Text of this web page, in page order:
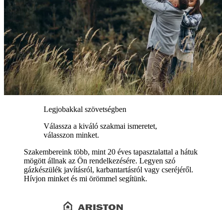
Legjobakkal szövetségben
Válassza a kiváló szakmai ismeretet,
válasszon minket.
Szakembereink több, mint 20 éves tapasztalattal a hátuk
mögött állnak az Ön rendelkezésére. Legyen szó
gázkészülék javításról, karbantartásról vagy cseréjéről.
Hívjon minket és mi örömmel segítünk.